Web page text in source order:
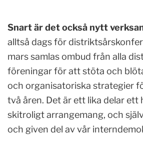
Snart är det också nytt
alltså dags för
mars samlas ombud från alla
föreningar för att stöta och
och organisatoriska strategier
två åren. Det är ett lika delar ett
skitroligt arrangemang, och
och given del av vår